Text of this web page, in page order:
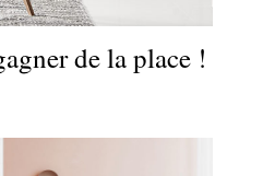
de la place !